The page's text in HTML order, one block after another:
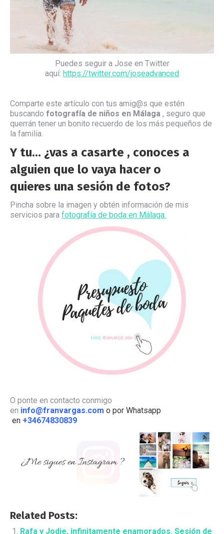
Puedes seguir a Jose en Twitter
aquí: https://twitter.com/joseadvanced
Comparte este artículo con tus amig@s que estén
buscando fotografía de niños en Málaga , seguro que
querrán tener un bonito recuerdo de los más pequeños de
la familia.
Y tu… ¿vas a casarte , conoces a
alguien que lo vaya hacer o
quieres una sesión de fotos?
Pincha sobre la imagen y obtén información de mis
servicios para fotografía de boda en Málaga.
O ponte en contacto conmigo
en info@franvargas.com o por Whatsapp
en +34674830839
Related Posts:
Rafa y Jodie, infinitamente enamorados. Sesión de